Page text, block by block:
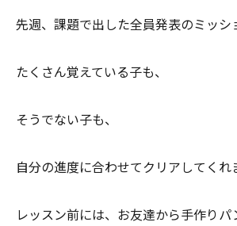
先週、課題で出した全員発表のミッ
たくさん覚えている子も、
そうでない子も、
自分の進度に合わせてクリアしてく
レッスン前には、お友達から手作り